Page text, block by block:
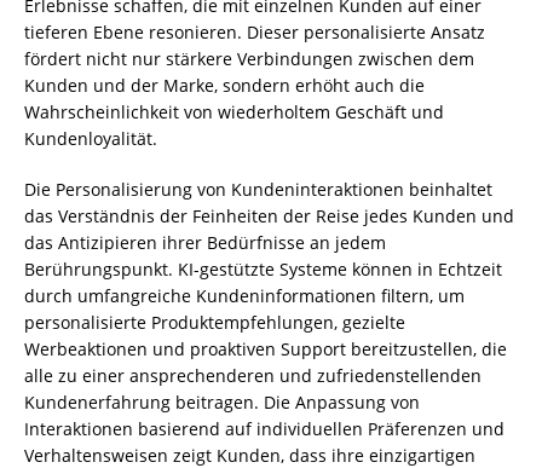
Erlebnisse schaffen, die mit einzelnen Kunden auf einer
tieferen Ebene resonieren. Dieser personalisierte Ansatz
fördert nicht nur stärkere Verbindungen zwischen dem
Kunden und der Marke, sondern erhöht auch die
Wahrscheinlichkeit von wiederholtem Geschäft und
Kundenloyalität.
Die Personalisierung von Kundeninteraktionen beinhaltet
das Verständnis der Feinheiten der Reise jedes Kunden und
das Antizipieren ihrer Bedürfnisse an jedem
Berührungspunkt. KI-gestützte Systeme können in Echtzeit
durch umfangreiche Kundeninformationen filtern, um
personalisierte Produktempfehlungen, gezielte
Werbeaktionen und proaktiven Support bereitzustellen, die
alle zu einer ansprechenderen und zufriedenstellenden
Kundenerfahrung beitragen. Die Anpassung von
Interaktionen basierend auf individuellen Präferenzen und
Verhaltensweisen zeigt Kunden, dass ihre einzigartigen